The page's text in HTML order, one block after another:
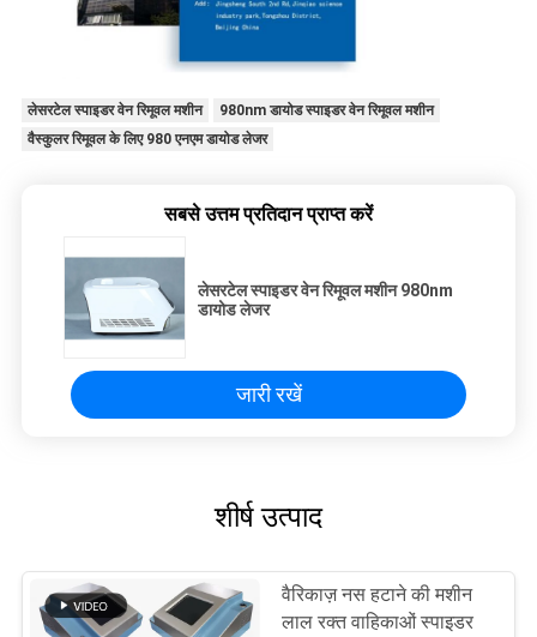
लेसरटेल स्पाइडर वेन रिमूवल मशीन
980nm डायोड स्पाइडर वेन रिमूवल मशीन
वैस्कुलर रिमूवल के लिए 980 एनएम डायोड लेजर
सबसे उत्तम प्रतिदान प्राप्त करें
लेसरटेल स्पाइडर वेन रिमूवल मशीन 980nm
डायोड लेजर
जारी रखें
शीर्ष उत्पाद
वैरिकाज़ नस हटाने की मशीन
लाल रक्त वाहिकाओं स्पाइडर